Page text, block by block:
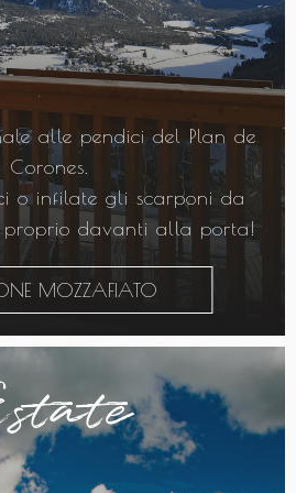
alle pendici del Plan de
Corones.
o infilate gli scarponi da
proprio davanti alla porta!
MOZZAFIATO